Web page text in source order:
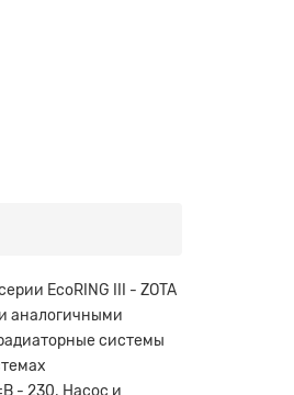
EcoRING III - ZOTA
аналогичными
системы
- 230. Насос и